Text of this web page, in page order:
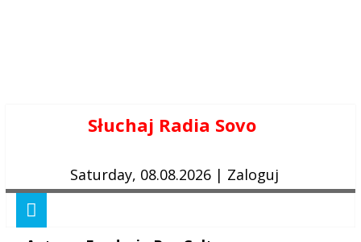
Słuchaj Radia Sovo
Saturday, 08.08.2026 | Zaloguj